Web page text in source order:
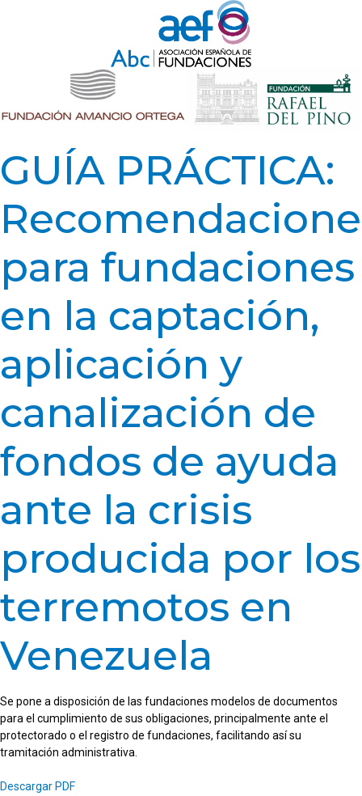
GUÍA PRÁCTICA:
para fundaciones
en la captación,
aplicación y
canalización de
fondos de ayuda
ante la crisis
producida por los
terremotos en
Venezuela
Se pone a disposición de las fundaciones modelos de documentos
para el cumplimiento de sus obligaciones, principalmente ante el
protectorado o el registro de fundaciones, facilitando así su
tramitación administrativa.
Descargar PDF